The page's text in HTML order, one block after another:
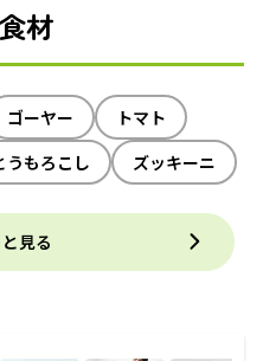
材
ゴーヤー
トマト
うもろこし ズッキーニ
見る